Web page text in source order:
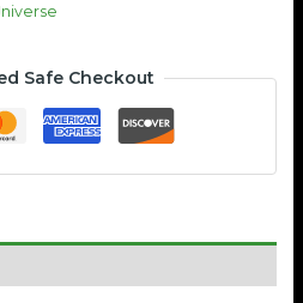
Safe Checkout